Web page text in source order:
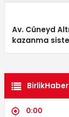
Av. Cüneyd
kazanma
0:00